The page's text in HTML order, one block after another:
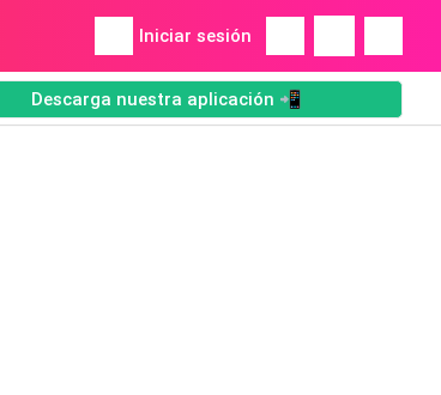
Iniciar sesión
Descarga nuestra aplicación 📲